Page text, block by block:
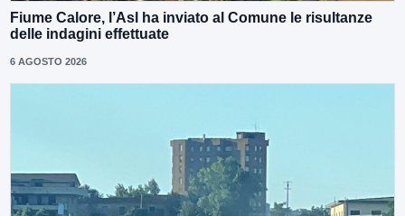
Fiume Calore, l’Asl ha inviato al Comune le risultanze
delle indagini effettuate
6 AGOSTO 2026